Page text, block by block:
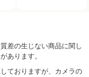
差の生じない商品に関し
あります。
ておりますが、カメラの